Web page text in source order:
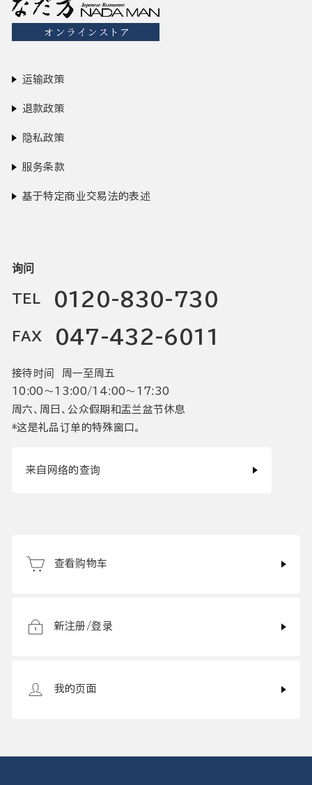
运输政策
退款政策
隐私政策
服务条款
基于特定商业交易法的表述
询问
TEL 0120-830-730
FAX 047-432-6011
接待时间 周一至周五
10:00〜13:00/14:00〜17:30
周六、周日、公众假期和盂兰盆节休息
*这是礼品订单的特殊窗口。
来自网络的查询
查看购物车
新注册/登录
我的页面